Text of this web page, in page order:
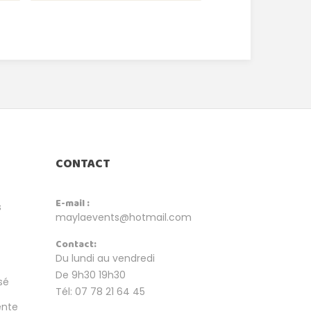
CONTACT
E-mail :
maylaevents@hotmail.com
Contact:
Du lundi au vendredi
De 9h30 19h30
Tél: 07 78 21 64 45